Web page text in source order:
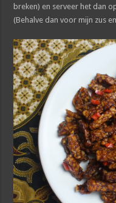
breken) en serveer het dan
(Behalve dan voor mijn zus